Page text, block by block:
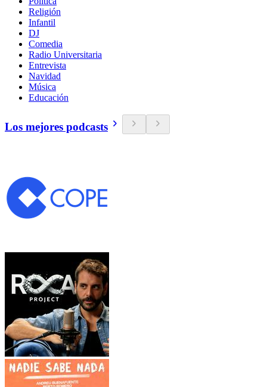
Religión
Infantil
DJ
Comedia
Radio Universitaria
Entrevista
Navidad
Música
Educación
Los mejores podcasts